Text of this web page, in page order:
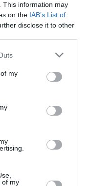
This information may
on the IAB’s List of
disclose it to other
my
of my
pentru
de opt ori
a primit titlul
DE